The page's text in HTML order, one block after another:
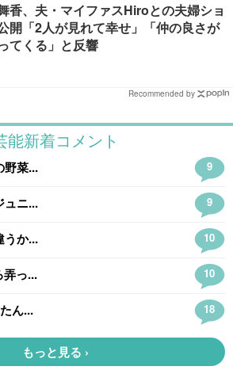
香、夫・マイファスHiroとの夫婦ショ
開「2人が見れて幸せ」「仲の良さが
てくる」と反響
Recommended by